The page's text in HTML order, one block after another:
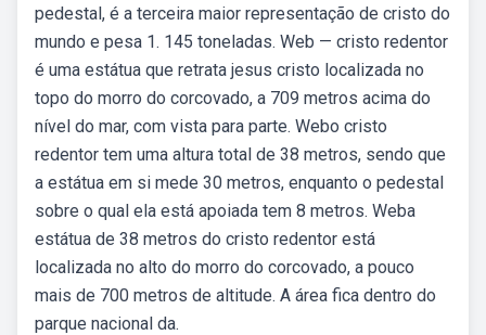
pedestal, é a terceira maior representação de cristo do
mundo e pesa 1. 145 toneladas. Web — cristo redentor
é uma estátua que retrata jesus cristo localizada no
topo do morro do corcovado, a 709 metros acima do
nível do mar, com vista para parte. Webo cristo
redentor tem uma altura total de 38 metros, sendo que
a estátua em si mede 30 metros, enquanto o pedestal
sobre o qual ela está apoiada tem 8 metros. Weba
estátua de 38 metros do cristo redentor está
localizada no alto do morro do corcovado, a pouco
mais de 700 metros de altitude. A área fica dentro do
parque nacional da.